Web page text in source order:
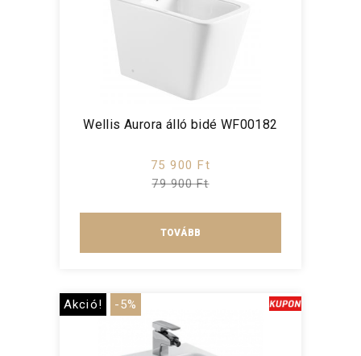
Wellis Aurora álló bidé WF00182
75 900 Ft
79 900 Ft
TOVÁBB
Akció! -5%